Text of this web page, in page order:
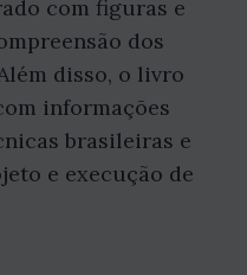
com figuras e
dos
disso, o livro
informações
brasileiras e
e execução de